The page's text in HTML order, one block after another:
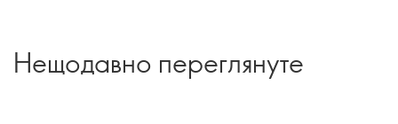
Нещодавно переглянуте